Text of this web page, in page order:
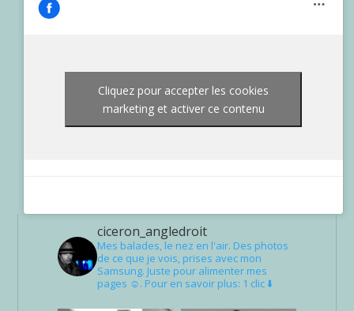
Cliquez pour accepter les cookies
marketing et activer ce contenu
ciceron_angledroit
Mes balades, le nez en l'air. Des photos
de ce que je vois, prises avec mon
Samsung. Juste pour alimenter mes
pages ☺. Pour en savoir plus: 1 clic ⬇️